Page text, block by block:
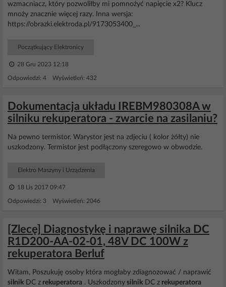
wzmacniacz, który pozwoliłby mi pomnożyć napięcie x2? Klucz
mnoży znacznie więcej razy. Inna wersja:
https://obrazki.elektroda.pl/9173053400_...
Początkujący Elektronicy
28 Gru 2023 12:18
Odpowiedzi: 4 Wyświetleń: 432
Dokumentacja układu IREBM980308A w
silniku rekuperatora - zwarcie na zasilaniu?
Na pewno termistor. Warystor jest na zdjeciu ( kolor żółty) nie
uszkodzony. Termistor jest podłączony szeregowo w obwodzie.
Elektro Maszyny i Urządzenia
18 Lis 2017 09:47
Odpowiedzi: 3 Wyświetleń: 2046
[Zlecę] Diagnostykę i naprawę silnika DC
R1D200-AA-02-01, 48V DC 100W z
rekuperatora Berluf
Witam, Poszukuję osoby która mogłaby zdiagnozować / naprawić
silnik DC z rekuperatora . Uszkodzony silnik DC z rekuperatora